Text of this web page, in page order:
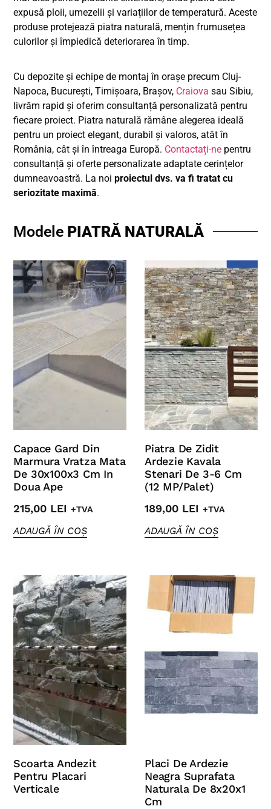
expusă ploii, umezelii și variațiilor de temperatură. Aceste
produse protejează piatra naturală, mențin frumusețea
culorilor și împiedică deteriorarea în timp.
Cu depozite și echipe de montaj în orașe precum Cluj-
Napoca, București, Timișoara, Brașov, Craiova sau Sibiu,
livrăm rapid și oferim consultanță personalizată pentru
fiecare proiect. Piatra naturală rămâne alegerea ideală
pentru un proiect elegant, durabil și valoros, atât în
România, cât și în întreaga Europă. Contactați-ne pentru
consultanță și oferte personalizate adaptate cerințelor
dumneavoastră. La noiproiectul dvs. va fi tratat cu
seriozitate maximă.
Modele PIATRĂ NATURALĂ
Capace Gard Din
Marmura Vratza Mata
De 30x100x3 Cm In
Doua Ape
215,00 LEI +TVA
ADAUGĂ ÎN COȘ
Piatra De Zidit
Ardezie Kavala
Stenari De 3-6 Cm
(12 MP/Palet)
189,00 LEI +TVA
ADAUGĂ ÎN COȘ
Scoarta Andezit
Pentru Placari
Verticale
Placi De Ardezie
Neagra Suprafata
Naturala De 8x20x1
Cm